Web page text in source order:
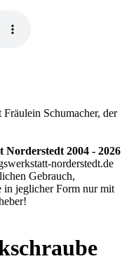
Schumacher, der
2004 - 2026
norderstedt.de
Gebrauch,
in jeglicher Form nur mit